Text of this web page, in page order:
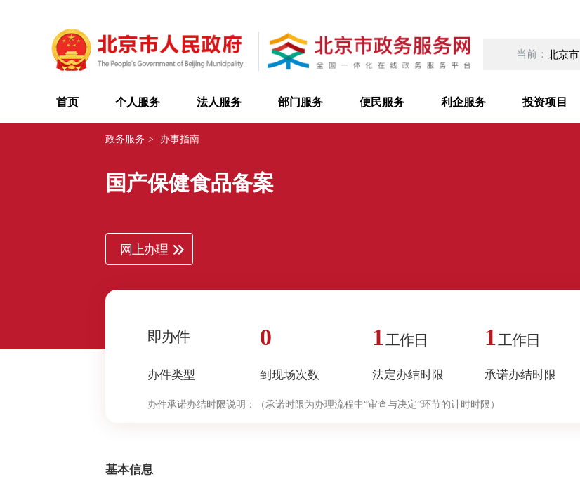
当前： 北京市
首页 个人服务 法人服务 部门服务 便民服务 利企服务 投资项目
政务服务 > 办事指南
国产保健食品备案
网上办理
即办件
办件类型
0
到现场次数
1工作日
法定办结时限
1工作日
承诺办结时限
办件承诺办结时限说明： （承诺时限为办理流程中“审查与决定”环节的计时时限）
基本信息